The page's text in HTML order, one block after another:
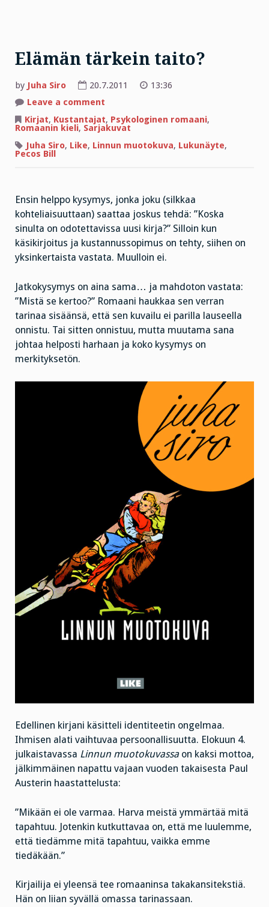
Elämän tärkein taito?
by Juha Siro 20.7.2011
13:36
Leave a comment
tärkein
taito?
Kirjat, Kustantajat, Psykologinen romaani,
Romaanin kieli, Sarjakuvat
Juha Siro, Like, Linnun muotokuva, Lukunäyte,
Pecos Bill
Ensin helppo kysymys, jonka joku (silkkaa
kohteliaisuuttaan) saattaa joskus tehdä: ”Koska
sinulta on odotettavissa uusi kirja?” Silloin kun
käsikirjoitus ja kustannussopimus on tehty, siihen on
yksinkertaista vastata. Muulloin ei.
Jatkokysymys on aina sama… ja mahdoton vastata:
”Mistä se kertoo?” Romaani haukkaa sen verran
tarinaa sisäänsä, että sen kuvailu ei parilla lauseella
onnistu. Tai sitten onnistuu, mutta muutama sana
johtaa helposti harhaan ja koko kysymys on
merkityksetön.
Edellinen kirjani käsitteli identiteetin ongelmaa.
Ihmisen alati vaihtuvaa persoonallisuutta. Elokuun 4.
julkaistavassa Linnun muotokuvassa on kaksi mottoa,
jälkimmäinen napattu vajaan vuoden takaisesta Paul
Austerin haastattelusta:
”Mikään ei ole varmaa. Harva meistä ymmärtää mitä
tapahtuu. Jotenkin kutkuttavaa on, että me luulemme,
että tiedämme mitä tapahtuu, vaikka emme
tiedäkään.”
Kirjailija ei yleensä tee romaaninsa takakansitekstiä.
Hän on liian syvällä omassa tarinassaan.